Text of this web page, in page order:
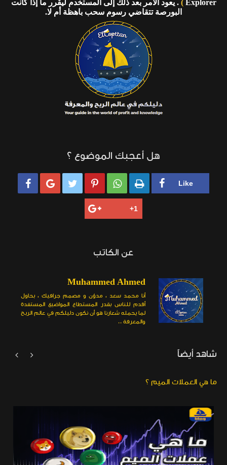
Explorer
) . يعود الأمر بعد ذلك إلى المستخدم ليقرر ما إذا كانت
البورصة تتقاضي رسوم سحب باهظة أم لا.
هل أعجبك الموضوع ؟
     
عن الكاتب
Muhammed Ahmed
أنا محمد سعد ، مدوّن و مصمم جرافيك ، بحاول
أقدم للناس بقدر المستطاع المواضيع المستفدة
لما يحمله شعارنا هو أن نكون دليلكم في عالم الربح
والمعرفة ..
شاهد أيضاً
ما هي العملات الميم ؟

